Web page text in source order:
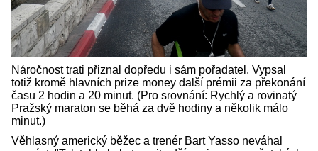
Náročnost trati přiznal dopředu i sám pořadatel. Vypsal
totiž kromě hlavních prize money další prémii za překonání
času 2 hodin a 20 minut. (Pro srovnání: Rychlý a rovinatý
Pražský maraton se běhá za dvě hodiny a několik málo
minut.)
Věhlasný americký běžec a trenér Bart Yasso neváhal